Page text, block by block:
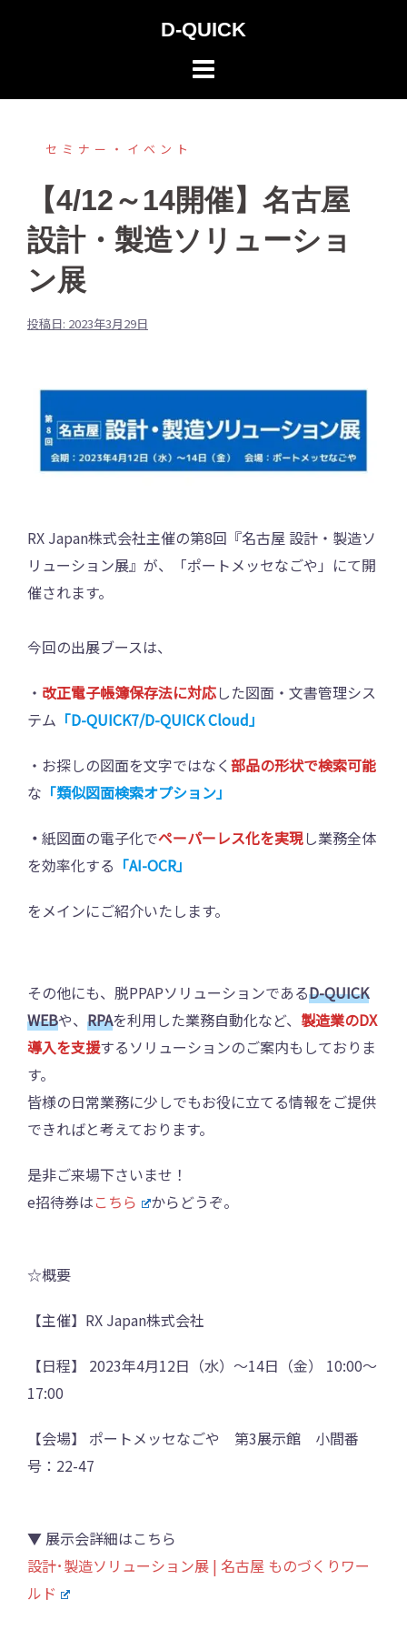
ン
D-QUICK
セミナー・イベント
【4/12～14開催】名古屋
設計・製造ソリューショ
ン展
投稿日: 2023年3月29日
RX Japan株式会社主催の第8回『名古屋 設計・製造ソ
リューション展』が、「ポートメッセなごや」にて開
催されます。
今回の出展ブースは、
・ 改正電子帳簿保存法に対応した図面・文書管理シス
テム 「D-QUICK7/D-QUICK Cloud」
・お探しの図面を文字ではなく 部品の形状で検索可能
な 「類似図面検索オプション」
・ 紙図面の電子化でペーパーレス化を実現し業務全体
を効率化する 「AI-OCR」
をメインにご紹介いたします。
その他にも、脱PPAPソリューションであるD-QUICK
WEBや、 RPAを利用した業務自動化など、 製造業のDX
導入を支援するソリューションのご案内もしておりま
す。
皆様の日常業務に少しでもお役に立てる情報をご提供
できればと考えております。
是非ご来場下さいませ！
e招待券はこちら からどうぞ。
☆概要
【主催】RX Japan株式会社
【日程】 2023年4月12日（水）～14日（金） 10:00～
17:00
【会場】 ポートメッセなごや 第3展示館 小間番
号：22-47
▼ 展示会詳細はこちら
設計･製造ソリューション展 | 名古屋 ものづくりワー
ルド